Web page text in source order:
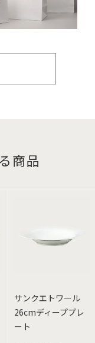
商品
サンクエトワール
26cmディーププレ
ート